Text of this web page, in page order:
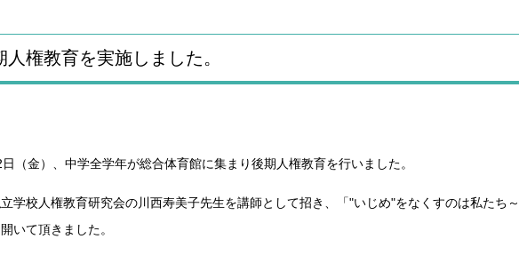
人権教育を実施しました。
日（金）、中学全学年が総合体育館に集まり後期人権教育を行いました。
学校人権教育研究会の川西寿美子先生を講師として招き、「"いじめ"をなくすのは私たち
いて頂きました。